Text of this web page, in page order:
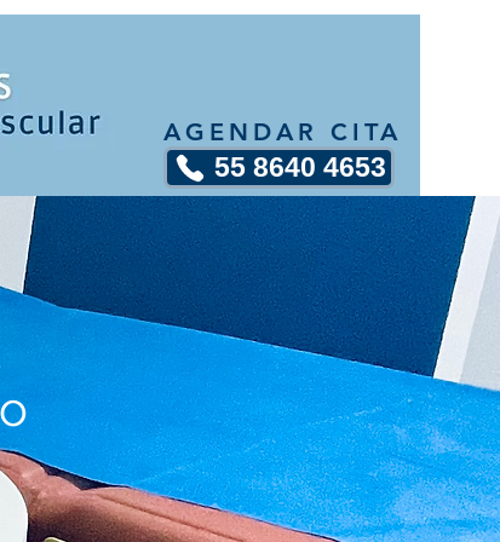
AGENDAR CITA
55 8640 4653